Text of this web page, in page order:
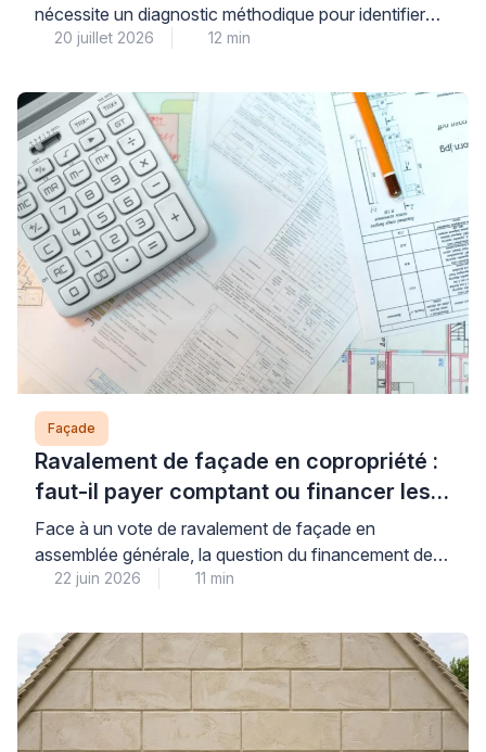
nécessite un diagnostic méthodique pour identifier
précisément son origine et contacter le bon
selon la cause détectée. Face aux premiers signes
d’humidité, la rapidité d’intervention permet d’éviter
l’aggravation des dégâts structurels et préserve votre
tranquillité à long terme. Ce guide vous accompagne
dans […]
20 juillet 2026 12 min
Façade
Ravalement de façade en copropriété :
faut-il payer comptant ou financer les
travaux ?
Face à un vote de ravalement de façade en
assemblée générale, la question du financement de
votre quote-part mérite une analyse précise : le choix
directement de votre situation de trésorerie, du
montant des aides mobilisables et du coût réel du
crédit proposé. Cette décision financière engage
parfois plusieurs […]
22 juin 2026 11 min